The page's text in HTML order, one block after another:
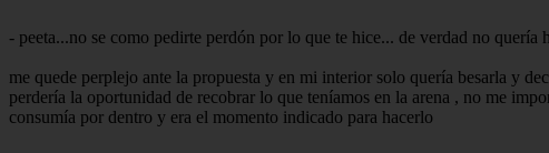
- peeta...no se como pedirte perdón por lo que te hice... de verdad no
me quede perplejo ante la propuesta y en mi interior solo quería besarla y
perdería la oportunidad de recobrar lo que teníamos en la arena , no me
consumía por dentro y era el momento indicado para hacerlo